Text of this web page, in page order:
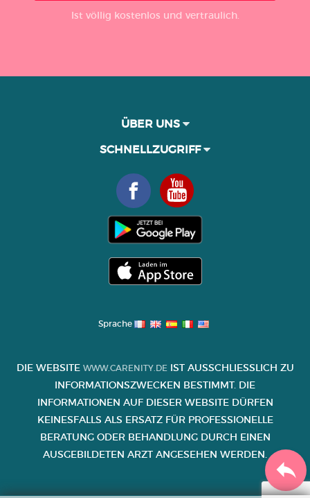
Ist völlig kostenlos und vertraulich.
ÜBER UNS
SCHNELLZUGRIFF
Sprache
DIE WEBSITE WWW.CARENITY.DE IST AUSSCHLIESSLICH ZU I
NFORMATIONSZWECKEN BESTIMMT. DIE I
NFORMATIONEN AUF DIESER WEBSITE DÜRFEN K
EINESFALLS ALS ERSATZ FÜR PROFESSIONELLE B
ERATUNG ODER BEHANDLUNG DURCH EINEN A
USGEBILDETEN ARZT ANGESEHEN WERDEN.